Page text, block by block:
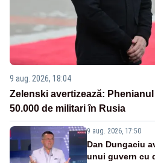
9 aug. 2026, 18:04
Zelenski avertizează:
50.000 de militari în Rusia
9 aug. 2026, 17:50
Dan Dungaciu
unui guvern cu